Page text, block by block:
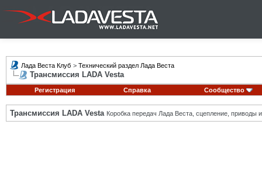
Лада Веста Клуб > Технический раздел Лада Веста
Трансмиссия LADA Vesta
Регистрация Справка Сообщество
Трансмиссия LADA Vesta Коробка передач Лада Веста, сцепление, приводы и